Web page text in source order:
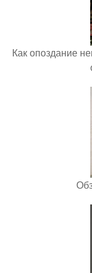
Как опоздание